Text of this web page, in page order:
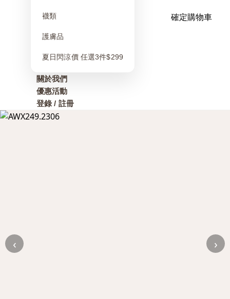
襪類
護膚品
夏日閃涼價 任選3件$299
關於我們
優惠活動
登錄 / 註冊
確定購物車
‹ ›